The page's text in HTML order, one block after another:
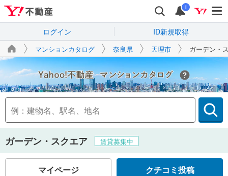
i
ログイン ID新規取得
マンションカタログ 奈良県 天理市 ガーデン・
Yahoo!不動産
ガーデン・スクエア 賃貸募集中
マイページ クチコミ投稿